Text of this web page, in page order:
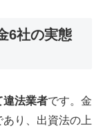
6社の実態
違法業者です。金
り、出資法の上